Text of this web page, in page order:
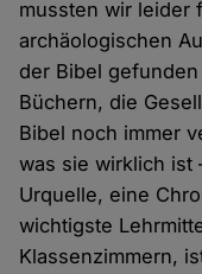
mussten wir leider
archäologischen
der Bibel
Büchern, die
Bibel noch immer
was sie wirklich ist
Urquelle, eine
wichtigste
Klassenzimmern,